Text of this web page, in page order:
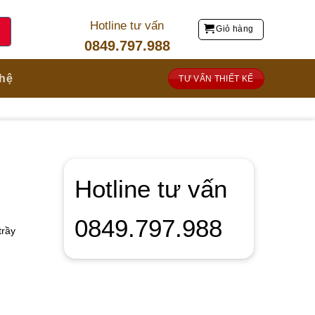
Hotline tư vấn
0849.797.988
Giỏ hàng
TƯ VẤN THIẾT KẾ
Hotline tư vấn
0849.797.988